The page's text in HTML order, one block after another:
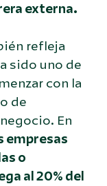
externa.
refleja
sido uno de
con la
de
En
empresas
o
al 20% del